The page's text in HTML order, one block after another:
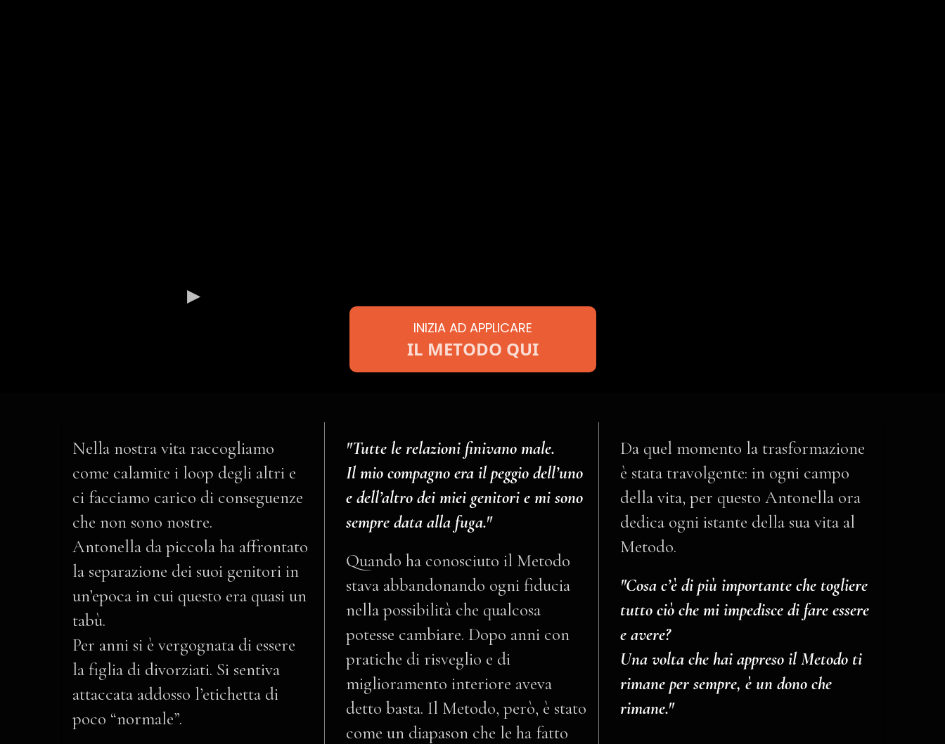
INIZIA AD APPLICARE
IL METODO QUI
Nella nostra vita raccogliamo
come calamite i loop degli altri e
ci facciamo carico di conseguenze
che non sono nostre.
Antonella da piccola ha affrontato
la separazione dei suoi genitori in
un’epoca in cui questo era quasi un
tabù.
Per anni si è vergognata di essere
la figlia di divorziati. Si sentiva
attaccata addosso l’etichetta di
poco “normale”.
"Tutte le relazioni finivano male.
Il mio compagno era il peggio dell’uno
e dell’altro dei miei genitori e mi sono
sempre data alla fuga."
Quando ha conosciuto il Metodo
stava abbandonando ogni fiducia
nella possibilità che qualcosa
potesse cambiare. Dopo anni con
pratiche di risveglio e di
miglioramento interiore aveva
detto basta. Il Metodo, però, è stato
come un diapason che le ha fatto
Da quel momento la trasformazione
è stata travolgente: in ogni campo
della vita, per questo Antonella ora
dedica ogni istante della sua vita al
Metodo.
"Cosa c’è di più importante che togliere
tutto ciò che mi impedisce di fare essere
e avere?
Una volta che hai appreso il Metodo ti
rimane per sempre, è un dono che
rimane."